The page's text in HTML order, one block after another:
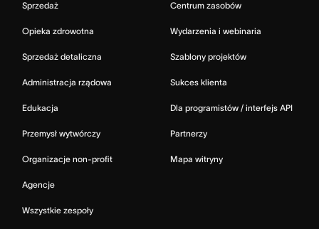
Sprzedaż
Opieka zdrowotna
Sprzedaż detaliczna
Administracja rządowa
Edukacja
Przemysł wytwórczy
Organizacje non-profit
Agencje
Wszystkie zespoły
Centrum zasobów
Wydarzenia i webinaria
Szablony projektów
Sukces klienta
Dla programistów / interfejs API
Partnerzy
Mapa witryny